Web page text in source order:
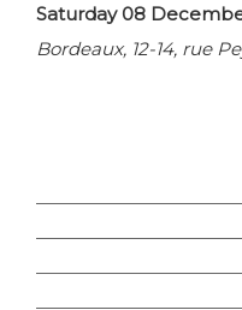
Saturday 08
Bordeaux, 12-14, rue